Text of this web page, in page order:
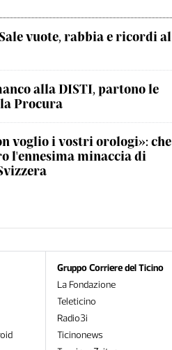
Sale vuote, rabbia e ricordi al
alla DISTI, partono le
Procura
voglio i vostri orologi»: che
l'ennesima minaccia di
Gruppo Corriere del Ticino
La Fondazione
Teleticino
Radio3i
Ticinonews